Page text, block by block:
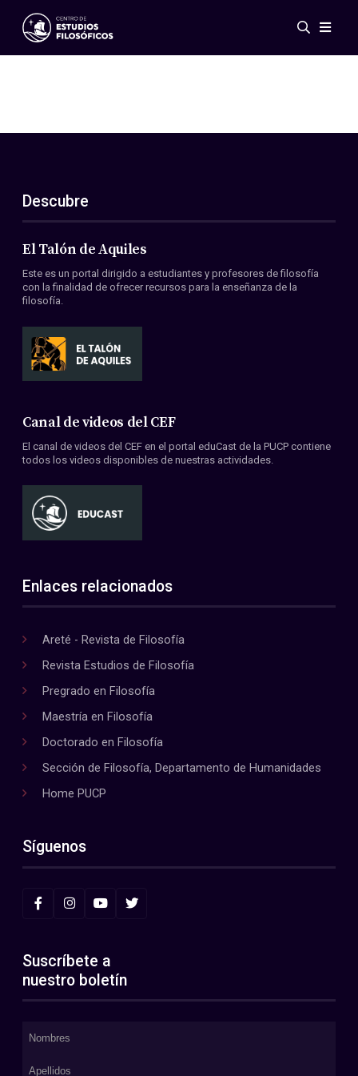
Eventos
ES
EN
Acerca de nosotros
Miembros
Convenios
Descubre
El Talón de Aquiles
Este es un portal dirigido a estudiantes y profesores de filosofía
con la finalidad de ofrecer recursos para la enseñanza de la
filosofía.
Canal de videos del CEF
El canal de videos del CEF en el portal eduCast de la PUCP contiene
todos los videos disponibles de nuestras actividades.
Enlaces relacionados
Areté - Revista de Filosofía
Revista Estudios de Filosofía
Pregrado en Filosofía
Maestría en Filosofía
Doctorado en Filosofía
Sección de Filosofía, Departamento de Humanidades
Home PUCP
Síguenos
Suscríbete a
nuestro boletín